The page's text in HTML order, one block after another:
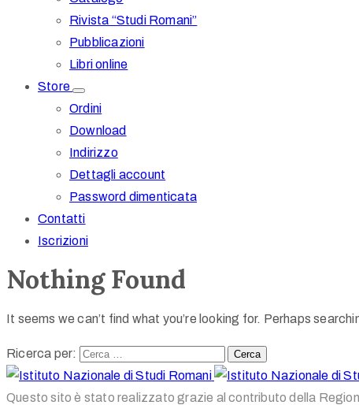
Rivista “Studi Romani”
Pubblicazioni
Libri online
Store
Ordini
Download
Indirizzo
Dettagli account
Password dimenticata
Contatti
Iscrizioni
Nothing Found
It seems we can’t find what you’re looking for. Perhaps
Ricerca per:
Questo sito è stato realizzato grazie al contributo della